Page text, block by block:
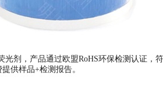
剂，产品通过欧盟RoHS环保检测认证，
供样品+检测报告。